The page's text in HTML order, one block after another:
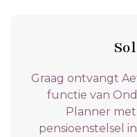
Graag ontvangt
functie van
Planner
pensioenstelsel